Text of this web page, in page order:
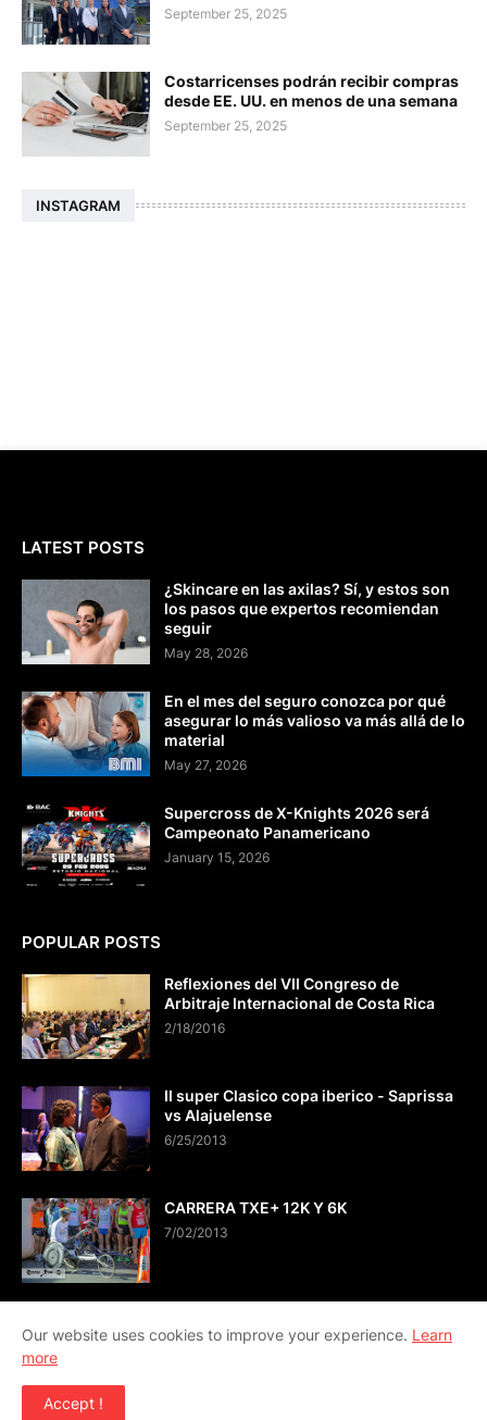
September 25, 2025
Costarricenses podrán recibir compras
desde EE. UU. en menos de una semana
September 25, 2025
INSTAGRAM
LATEST POSTS
¿Skincare en las axilas? Sí, y estos son
los pasos que expertos recomiendan
seguir
May 28, 2026
En el mes del seguro conozca por qué
asegurar lo más valioso va más allá de lo
material
May 27, 2026
Supercross de X-Knights 2026 será
Campeonato Panamericano
January 15, 2026
POPULAR POSTS
Reflexiones del VII Congreso de
Arbitraje Internacional de Costa Rica
2/18/2016
II super Clasico copa iberico - Saprissa
vs Alajuelense
6/25/2013
CARRERA TXE+ 12K Y 6K
7/02/2013
Our website uses cookies to improve your experience. Learn
more
Accept !